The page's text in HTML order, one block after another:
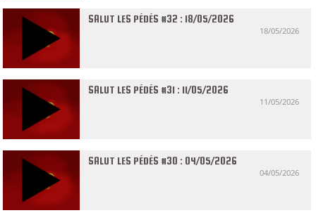
SALUT LES PÉDÉS #32 : 18/05/2026
18/05/2026
SALUT LES PÉDÉS #31 : 11/05/2026
11/05/2026
SALUT LES PÉDÉS #30 : 04/05/2026
04/05/2026